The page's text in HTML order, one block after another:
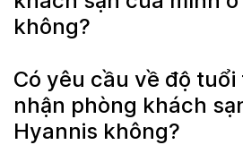
không?
Có yêu cầu về độ
nhận phòng khách
Hyannis không?